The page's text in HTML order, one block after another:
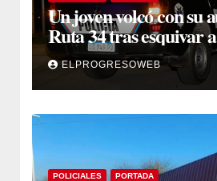
Un joven volcó con su
Ruta 34 tras esquivar
que se cruzó de carril
ELPROGRESOWEB
POLICIALES PORTADA